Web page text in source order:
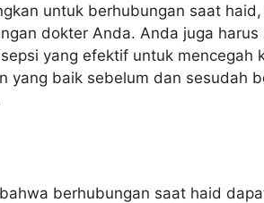
untuk berhubungan saat
dokter Anda. Anda juga
yang efektif untuk mencegah
yang baik sebelum dan sesudah
berhubungan saat haid